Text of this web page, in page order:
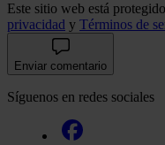
Este sitio web está
privacidad y Términos de
Enviar comentario
Síguenos en redes sociales